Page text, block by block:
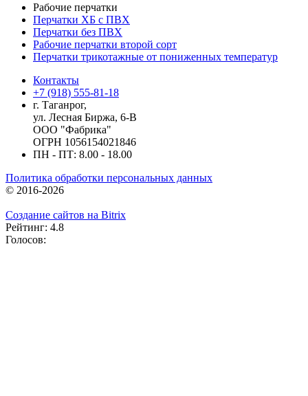
Рабочие перчатки
Перчатки ХБ с ПВХ
Перчатки без ПВХ
Рабочие перчатки второй сорт
Перчатки трикотажные от пониженных температур
Контакты
+7 (918) 555-81-18
г. Таганрог,
ул. Лесная Биржа, 6-В
ООО "Фабрика"
ОГРН 1056154021846
ПН - ПТ: 8.00 - 18.00
Политика обработки персональных данных
© 2016-2026
Создание сайтов на Bitrix
Рейтинг: 4.8
Голосов: